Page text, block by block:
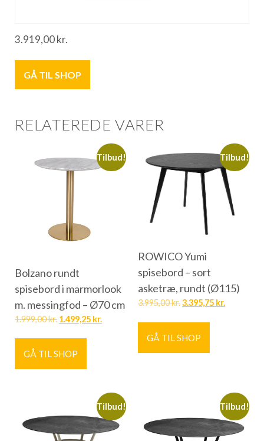
3.919,00kr.
GÅ TIL SHOP
RELATEREDE VARER
Tilbud!
Bolzano rundt
spisebord i marmorlook
m. messingfod – Ø70 cm
1.999,00kr. 1.499,25 kr.
GÅ TIL SHOP
Tilbud!
ROWICO Yumi
spisebord – sort
asketræ, rundt (Ø115)
3.995,00kr.3.395,75 kr.
GÅ TIL SHOP
Tilbud! Tilbud!